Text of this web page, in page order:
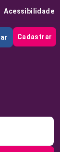
Acessibilidade
Cadastrar